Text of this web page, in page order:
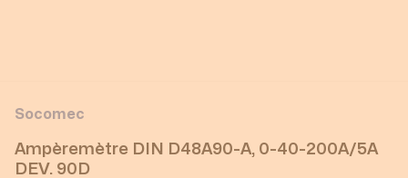
Socomec
Ampèremètre DIN D48A90-A, 0-40-200A/5A
DEV. 90D